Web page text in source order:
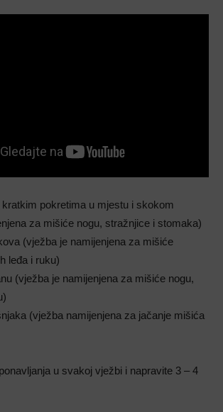
pokretima u mjestu i skokom
za mišiće nogu, stražnjice i stomaka)
(vježba je namijenjena za mišiće
leđa i ruku)
(vježba je namijenjena za mišiće nogu,
(vježba namijenjena za jačanje mišića
u svakoj vježbi i napravite 3 – 4